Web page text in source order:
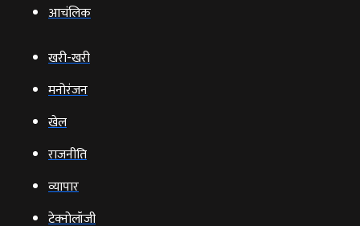
आचंलिक
खरी-खरी
मनोरंजन
खेल
राजनीति
व्‍यापार
टेक्‍नोलॉजी